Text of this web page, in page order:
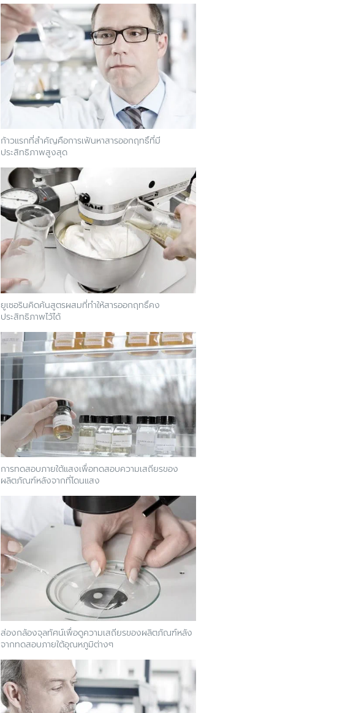
ก้าวแรกที่สำคัญคือการเฟ้นหาสารออกฤทธิ์ที่มี
ประสิทธิภาพสูงสุด
ยูเซอรินคิดค้นสูตรผสมที่ทำให้สารออกฤทธิ์คง
ประสิทธิภาพไว้ได้
การทดสอบภายใต้แสงเพื่อทดสอบความเสถียรของ
ผลิตภัณฑ์หลังจากที่โดนแสง
ส่องกล้องจุลทัศน์เพื่อดูความเสถียรของผลิตภัณฑ์หลัง
จากทดสอบภายใต้อุณหภูมิต่างๆ